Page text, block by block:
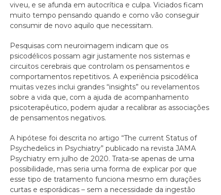
viveu, e se afunda em autocrítica e culpa. Viciados ficam
muito tempo pensando quando e como vão conseguir
consumir de novo aquilo que necessitam.
Pesquisas com neuroimagem indicam que os
psicodélicos possam agir justamente nos sistemas e
circuitos cerebrais que controlam os pensamentos e
comportamentos repetitivos. A experiência psicodélica
muitas vezes inclui grandes “insights” ou revelamentos
sobre a vida que, com a ajuda de acompanhamento
psicoterapêutico, podem ajudar a recalibrar as associações
de pensamentos negativos.
A hipótese foi descrita no artigo “The current Status of
Psychedelics in Psychiatry” publicado na revista JAMA
Psychiatry em julho de 2020. Trata-se apenas de uma
possibilidade, mas seria uma forma de explicar por que
esse tipo de tratamento funciona mesmo em durações
curtas e esporádicas – sem a necessidade da ingestão